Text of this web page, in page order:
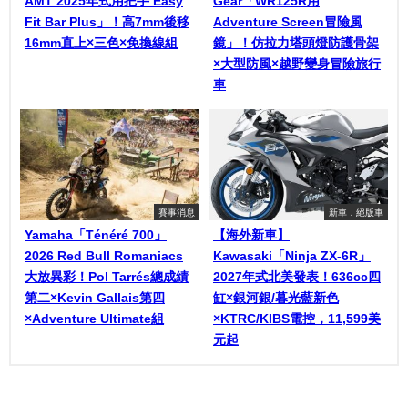
Fit Bar Plus」！高7mm後移
16mm直上×三色×免換線組
Adventure Screen冒險風
鏡」！仿拉力塔頭燈防護骨架
×大型防風×越野變身冒險旅行
車
賽事消息
Yamaha「Ténéré 700」
2026 Red Bull Romaniacs
大放異彩！Pol Tarrés總成績
第二×Kevin Gallais第四
×Adventure Ultimate組
新車．絕版車
【海外新車】
Kawasaki「Ninja ZX-6R」
2027年式北美發表！636cc四
缸×銀河銀/暮光藍新色
×KTRC/KIBS電控，11,599美
元起